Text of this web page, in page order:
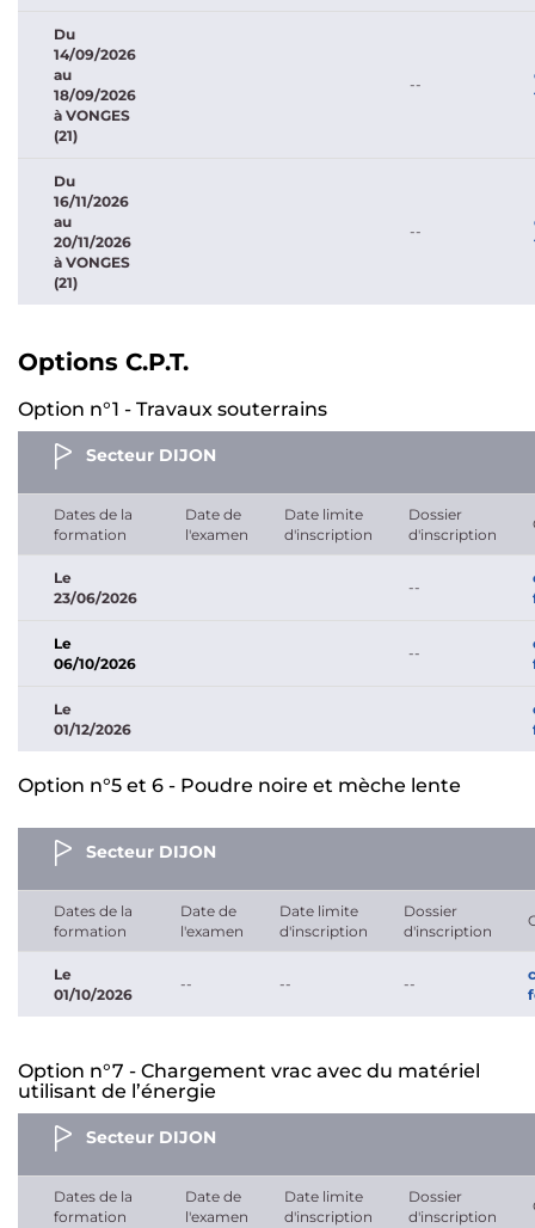
Du
14/09/2026
au
18/09/2026
à VONGES
(21)
--
Du
16/11/2026
au
20/11/2026
à VONGES
(21)
--
Options C.P.T.
Option n°1 - Travaux souterrains
Secteur DIJON
Dates de la
formation
Date de
l'examen
Date limite
d'inscription
Dossier
d'inscription
Le
23/06/2026
--
Le
06/10/2026
--
Le
01/12/2026
Option n°5 et 6 - Poudre noire et mèche lente
Secteur DIJON
Dates de la
formation
Date de
l'examen
Date limite
d'inscription
Dossier
d'inscription
Le
01/10/2026
-- -- --
Option n°7 - Chargement vrac avec du matériel
utilisant de l’énergie
Secteur DIJON
Dates de la
formation
Date de
l'examen
Date limite
d'inscription
Dossier
d'inscription